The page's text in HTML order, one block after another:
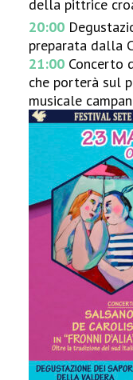
della pittrice
20:00
preparata dalla
21:00 Concerto
che porterà sul
musicale